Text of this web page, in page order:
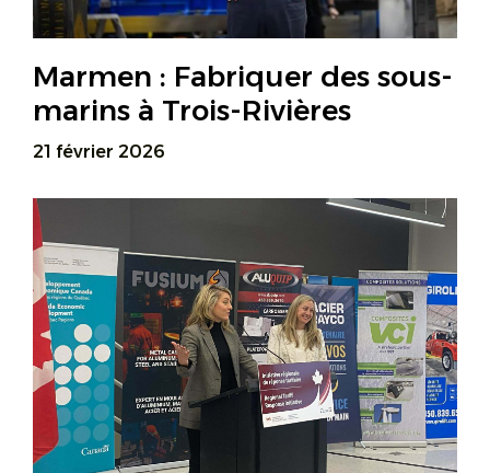
Marmen : Fabriquer des sous-
marins à Trois-Rivières
21 février 2026